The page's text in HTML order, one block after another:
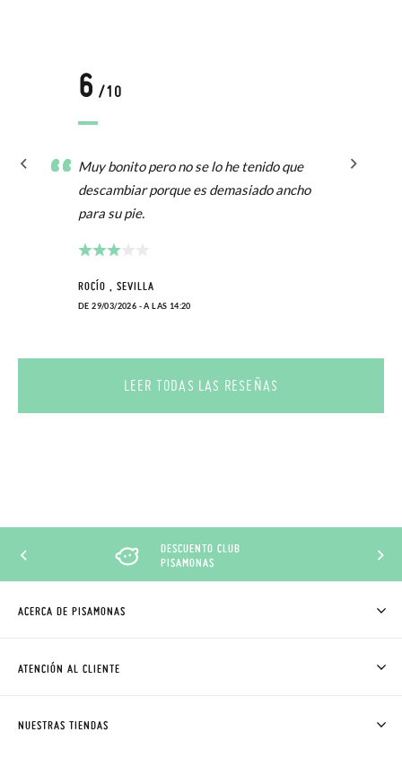
6 /10
Muy bonito pero no se lo he tenido que
descambiar porque es demasiado ancho
para su pie.
ROCÍO , SEVILLA
DE 29/03/2026 - A LAS 14:20
LEER TODAS LAS RESEÑAS
DESCUENTO CLUB
PISAMONAS
ACERCA DE PISAMONAS
CÓMO COMPRAR
ATENCIÓN AL CLIENTE
NUESTRAS TIENDAS